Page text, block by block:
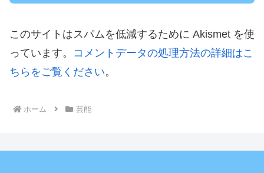
このサイトはスパムを低減するために Akismet を使
っています。 コメントデータの処理方法の詳細はこ
ちらをご覧ください。
ホーム 芸能